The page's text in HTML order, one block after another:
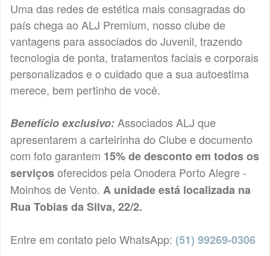
Uma das redes de estética mais consagradas do
país chega ao ALJ Premium, nosso clube de
vantagens para associados do Juvenil, trazendo
tecnologia de ponta, tratamentos faciais e corporais
personalizados e o cuidado que a sua autoestima
merece, bem pertinho de você.
Benefício exclusivo:Associados ALJ que
apresentarem a carteirinha do Clube e documento
com foto garantem 15% de desconto em todos os
serviçosoferecidos pela Onodera Porto Alegre -
Moinhos de Vento. A unidade está localizada na
Rua Tobias da Silva, 22/2.
Entre em contato pelo WhatsApp: (51) 99269-0306